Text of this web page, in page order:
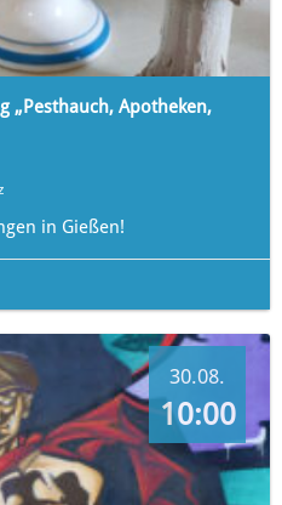
„Pesthauch, Apotheken,
in Gießen!
30.08.
10:00